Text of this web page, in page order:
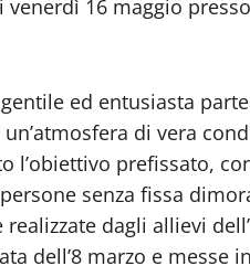
16 maggio
gentile ed entusiasta
di vera
l’obiettivo prefissato,
senza fissa
dagli allievi
dell’8 marzo e messe